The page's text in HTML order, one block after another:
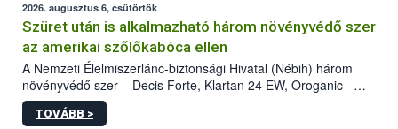
2026. augusztus 6, csütörtök
Szüret után is alkalmazható három növényvédő szer
az amerikai szőlőkabóca ellen
A Nemzeti Élelmiszerlánc-biztonsági Hivatal (Nébih) három
növényvédő szer – Decis Forte, Klartan 24 EW, Oroganic –
engedélyokiratát módosította, így azok a szüretet követően,
egészen a vesszőérettség (BBCH 91) stádiumáig
TOVÁBB >